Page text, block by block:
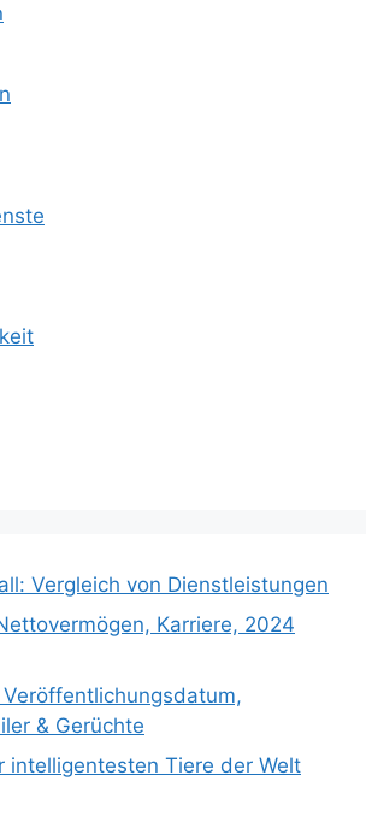
Vergleich von Dienstleistungen
Karriere, 2024
& Gerüchte
intelligentesten Tiere der Welt